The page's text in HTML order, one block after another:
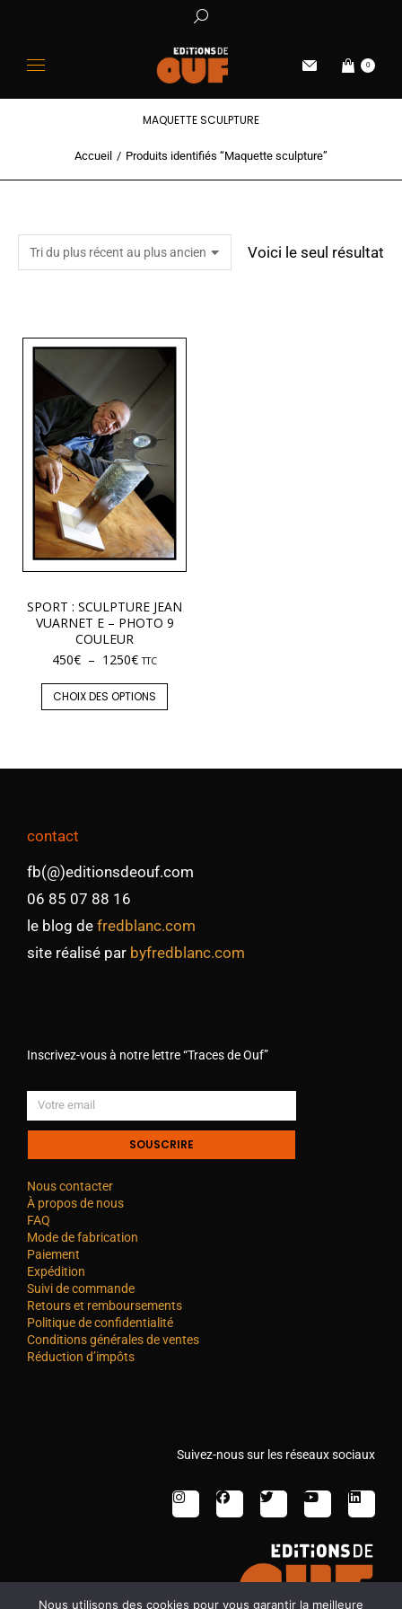
0
MAQUETTE SCULPTURE
Vous êtes ici :
Accueil Produits identifiés “Maquette sculpture”
Voici le seul résultat
SPORT : SCULPTURE JEAN
VUARNET E – PHOTO 9
COULEUR
450€ – 1250€ TTC
CHOIX DES OPTIONS
contact
fb(@)editionsdeouf.com
06 85 07 88 16
le blog de fredblanc.com
site réalisé par byfredblanc.com
Inscrivez-vous à notre lettre “Traces de Ouf”
SOUSCRIRE
Nous contacter
À propos de nous
FAQ
Mode de fabrication
Paiement
Expédition
Suivi de commande
Retours et remboursements
Politique de confidentialité
Conditions générales de ventes
Réduction d’impôts
Suivez-nous sur les réseaux sociaux
Nous utilisons des cookies pour vous garantir la meilleure